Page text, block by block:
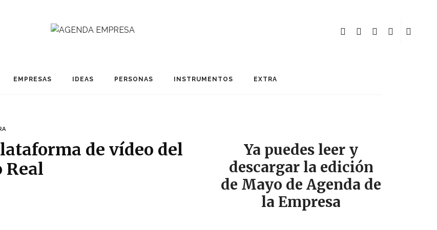
EMPRESAS IDEAS PERSONAS INSTRUMENTOS EXTRA
de vídeo del
Real
Ya puedes leer y
descargar la edición
de Mayo de Agenda de
la Empresa